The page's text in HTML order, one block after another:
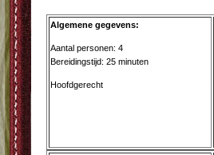
Algemene gegevens:
Aantal personen: 4
Bereidingstijd: 25 minuten
Hoofdgerecht